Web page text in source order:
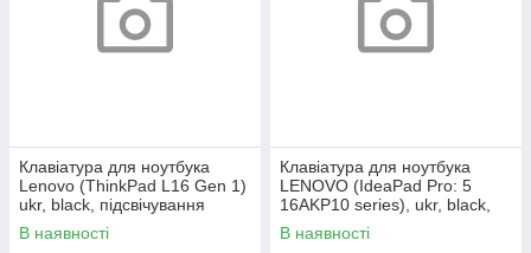
Клавіатура для ноутбука
Lenovo (ThinkPad L16 Gen 1)
ukr, black, підсвічування
клавіш (copilot)
В наявності
Клавіатура для ноутбука
LENOVO (IdeaPad Pro: 5
16AKP10 series), ukr, black,
без кадру, підсвічування
клавіш
В наявності